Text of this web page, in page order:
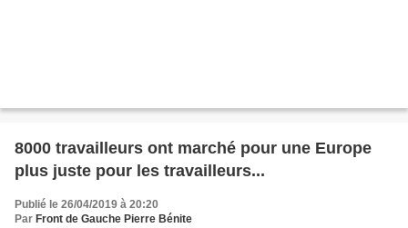
8000 travailleurs ont marché pour une Europe
plus juste pour les travailleurs...
Publié le 26/04/2019 à 20:20
Par Front de Gauche Pierre Bénite